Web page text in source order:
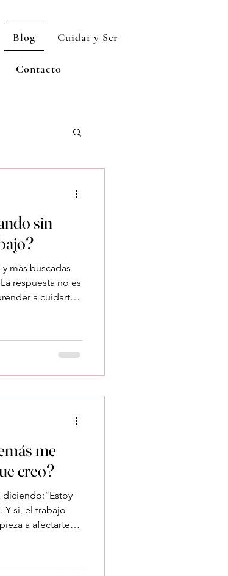
Blog Cuidar y Ser
Contacto
sin
más buscadas
respuesta no es
a cuidarte
me
creo?
diciendo:“Estoy
Y sí, el trabajo
a afectarte
u otro